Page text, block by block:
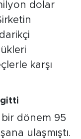
dolar
karşı
gitti
bir dönem 95
ulaşmıştı.